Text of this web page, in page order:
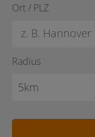
Ort / PLZ
Radius